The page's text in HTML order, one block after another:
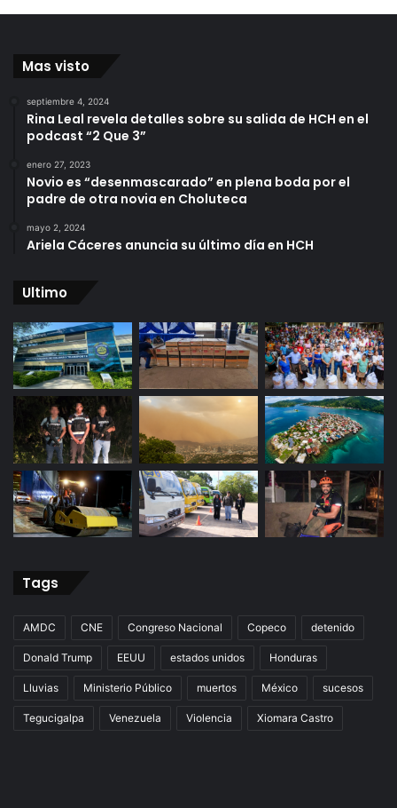
Mas visto
septiembre 4, 2024
Rina Leal revela detalles sobre su salida de HCH en el
podcast “2 Que 3”
enero 27, 2023
Novio es “desenmascarado” en plena boda por el
padre de otra novia en Choluteca
mayo 2, 2024
Ariela Cáceres anuncia su último día en HCH
Ultimo
Tags
AMDC CNE Congreso Nacional Copeco detenido
Donald Trump EEUU estados unidos Honduras
Lluvias Ministerio Público muertos México sucesos
Tegucigalpa Venezuela Violencia Xiomara Castro